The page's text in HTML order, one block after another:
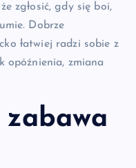
zgłosić, gdy się boi,
Dobrze
łatwiej radzi sobie z
opóźnienia, zmiana